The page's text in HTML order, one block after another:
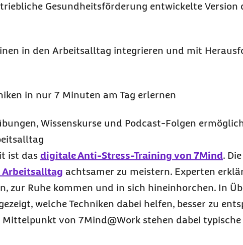
Gesundheitsförderung entwickelte Version
in den Arbeitsalltag integrieren und mit
in nur 7 Minuten am Tag erlernen
Wissenskurse und Podcast-Folgen
ist das digitale Anti-Stress-Training von 7Mind.
Arbeitsalltag achtsamer zu meistern. Experten
zur Ruhe kommen und in sich hineinhorchen. In
welche Techniken dabei helfen, besser zu
Mittelpunkt von 7Mind@Work stehen dabei